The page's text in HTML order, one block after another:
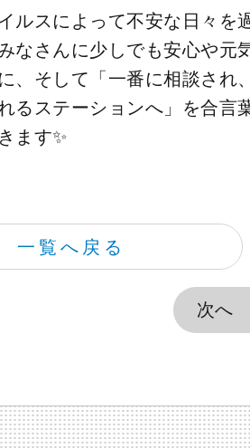
ルスによって不安な日々を
なさんに少しでも安心や元
、そして「一番に相談され
るステーションへ」を合言
ます✨
一覧へ戻る
次へ